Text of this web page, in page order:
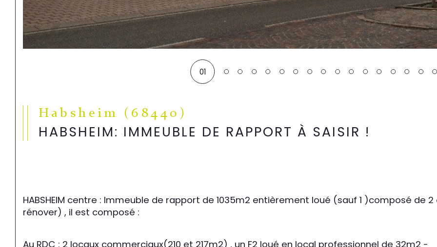
01
Habsheim (68440)
HABSHEIM: IMMEUBLE DE RAPPORT À SAISIR !
HABSHEIM centre : Immeuble de rapport de 1035m2 entièrement loué (sauf 1 )composé
rénover) , il est composé :
Au RDC : 2 locaux commerciaux(210 et 217m2) , un F2 loué en local professionnel de 32m2 -